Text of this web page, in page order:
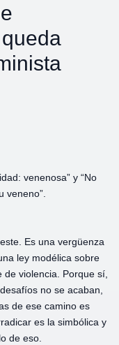
venenosa” y “No
veneno”.
Es una vergüenza
ley modélica sobre
violencia. Porque sí,
no se acaban,
de ese camino es
es la simbólica y
de eso.